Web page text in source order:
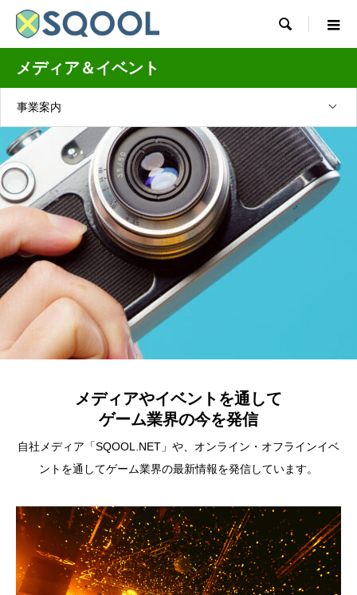

メディア＆イベント
事業案内
メディアやイベントを通して
ゲーム業界の今を発信
自社メディア「SQOOL.NET」や、オンライン・オフラインイベ
ントを通してゲーム業界の最新情報を発信しています。